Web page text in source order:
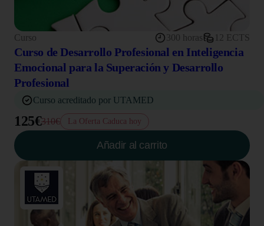
Curso 300 horas 12 ECTS
Curso de Desarrollo Profesional en Inteligencia
Emocional para la Superación y Desarrollo
Profesional
Curso acreditado por UTAMED
125€310€ La Oferta Caduca hoy
Añadir al carrito